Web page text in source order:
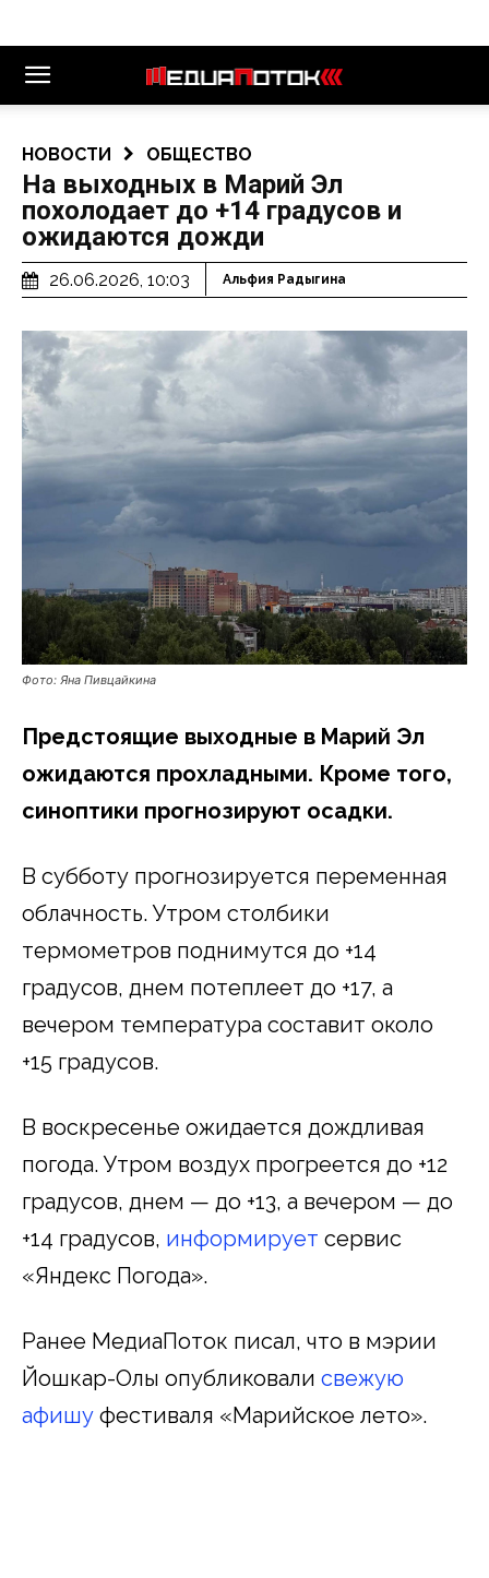
НОВОСТИ ОБЩЕСТВО
На выходных в Марий Эл
похолодает до +14 градусов и
ожидаются дожди
26.06.2026, 10:03 Альфия Радыгина
Фото: Яна Пивцайкина
Предстоящие выходные в Марий Эл
ожидаются прохладными. Кроме того,
синоптики прогнозируют осадки.
В субботу прогнозируется переменная
облачность. Утром столбики
термометров поднимутся до +14
градусов, днем потеплеет до +17, а
вечером температура составит около
+15 градусов.
В воскресенье ожидается дождливая
погода. Утром воздух прогреется до +12
градусов, днем — до +13, а вечером — до
+14 градусов, информирует сервис
«Яндекс Погода».
Ранее МедиаПоток писал, что в мэрии
Йошкар-Олы опубликовали свежую
афишу фестиваля «Марийское лето».